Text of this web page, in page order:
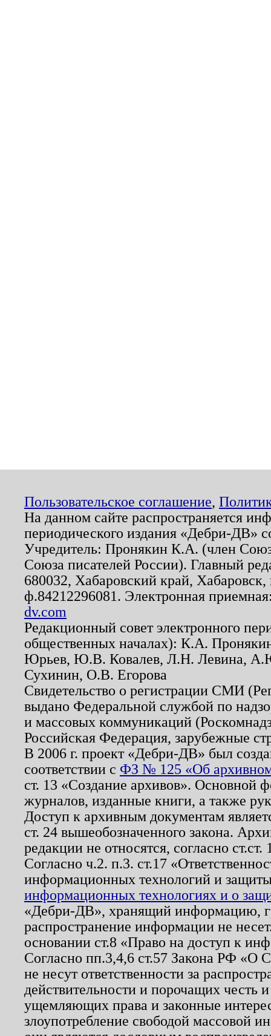
Пользовательское соглашение,
На данном сайте распространяется
периодического издания «Дебри-ДВ»
Учредитель: Пронякин К.А. (член
Союза писателей России). Главный
680032, Хабаровский край,
ф.84212296081. Электронная
dv.com
Редакционный совет электронного
общественных началах): К.А.
Юрьев, Ю.В. Ковалев, Л.Н. Левина,
Сухинин, О.В. Егорова
Свидетельство о регистрации СМИ
выдано Федеральной службой по
и массовых коммуникаций
Российская Федерация, зарубежные
В 2006 г. проект «Дебри-ДВ» был
соответствии с ФЗ № 125 «Об
ст. 13 «Создание архивов». Основной
журналов, изданные книги, а также
Доступ к архивным документам
ст. 24 вышеобозначенного закона.
редакции не относятся, согласно
Согласно ч.2. п.3. ст.17
информационных технологий и
информационных технологиях и о
«Дебри-ДВ», хранящий информацию,
распространение информации не
основании ст.8 «Право на доступ к
Согласно пп.3,4,6 ст.57 Закона РФ «О
не несут ответственности за
действительности и порочащих честь
ущемляющих права и законные
злоупотребление свободой массовой